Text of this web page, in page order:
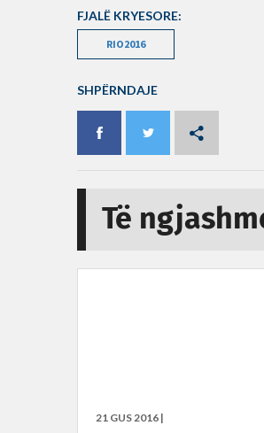
FJALË KRYESORE:
RIO2016
SHPËRNDAJE
Të
21 GUS 2016 |